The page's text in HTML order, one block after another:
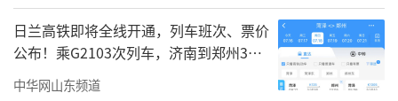
日兰高铁即将全线开通，列车班次、票价
公布！乘G2103次列车，济南到郑州3小
时到达
中华网山东频道